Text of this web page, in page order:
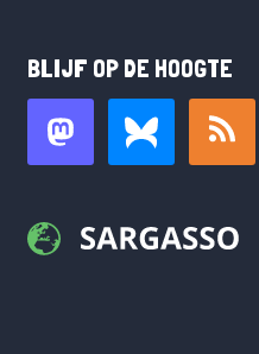
BLIJF OP DE HOOGTE